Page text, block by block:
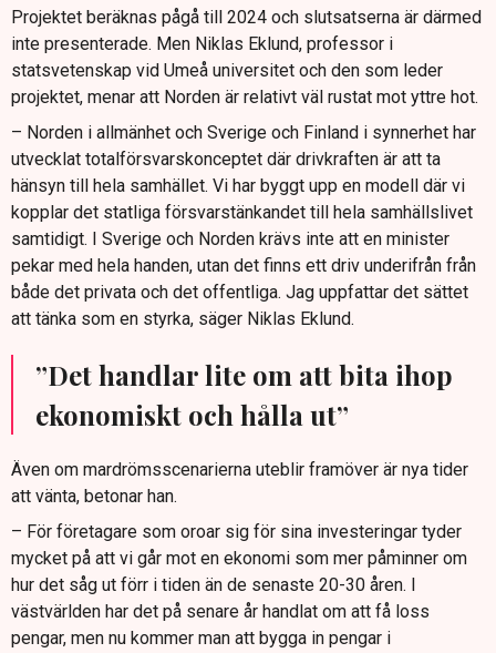
Projektet beräknas pågå till 2024 och slutsatserna är därmed
inte presenterade. Men Niklas Eklund, professor i
statsvetenskap vid Umeå universitet och den som leder
projektet, menar att Norden är relativt väl rustat mot yttre hot.
– Norden i allmänhet och Sverige och Finland i synnerhet har
utvecklat totalförsvarskonceptet där drivkraften är att ta
hänsyn till hela samhället. Vi har byggt upp en modell där vi
kopplar det statliga försvarstänkandet till hela samhällslivet
samtidigt. I Sverige och Norden krävs inte att en minister
pekar med hela handen, utan det finns ett driv underifrån från
både det privata och det offentliga. Jag uppfattar det sättet
att tänka som en styrka, säger Niklas Eklund.
”Det handlar lite om att bita ihop
ekonomiskt och hålla ut”
Även om mardrömsscenarierna uteblir framöver är nya tider
att vänta, betonar han.
– För företagare som oroar sig för sina investeringar tyder
mycket på att vi går mot en ekonomi som mer påminner om
hur det såg ut förr i tiden än de senaste 20-30 åren. I
västvärlden har det på senare år handlat om att få loss
pengar, men nu kommer man att bygga in pengar i